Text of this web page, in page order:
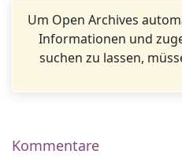
Um Open Archives
Informationen und
suchen zu lassen,
Kommentare